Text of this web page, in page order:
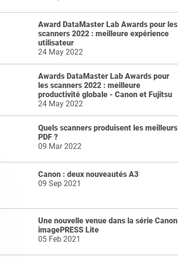
Award DataMaster Lab Awards pour les
scanners 2022 : meilleure expérience
utilisateur
24 May 2022
Awards DataMaster Lab Awards pour
les scanners 2022 : meilleure
productivité globale - Canon et Fujitsu
24 May 2022
Quels scanners produisent les meilleurs
PDF ?
09 Mar 2022
Canon : deux nouveautés A3
09 Sep 2021
Une nouvelle venue dans la série Canon
imagePRESS Lite
05 Feb 2021